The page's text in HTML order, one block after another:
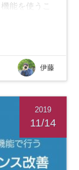
能を使うこ
伊藤
2019
11/14